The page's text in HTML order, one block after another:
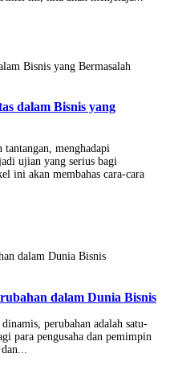
dalam Bisnis yang
tantangan, menghadapi
ujian yang serius bagi
ini akan membahas cara-cara
dalam Dunia Bisnis
perubahan adalah satu-
para pengusaha dan pemimpin